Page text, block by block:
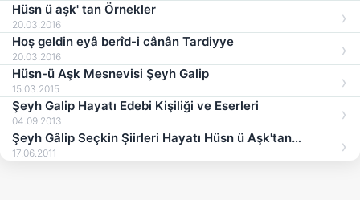
Hüsn ü aşk' tan Örnekler
20.03.2016
Hoş geldin eyâ berîd-i cânân Tardiyye
20.03.2016
Hüsn-ü Aşk Mesnevisi Şeyh Galip
15.03.2015
Şeyh Galip Hayatı Edebi Kişiliği ve Eserleri
04.09.2013
Şeyh Gâlip Seçkin Şiirleri Hayatı Hüsn ü Aşk'tan
Örnekler
17.06.2011